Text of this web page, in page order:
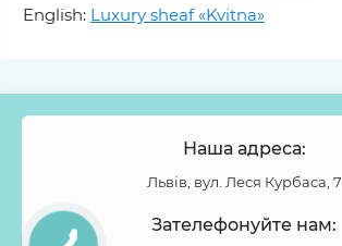
English: Luxury sheaf «Kvitna»
Наша адреса:
Львів, вул. Леся Курбаса, 7
Зателефонуйте нам: